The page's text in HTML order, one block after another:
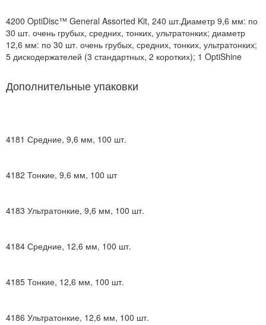
4200 OptiDisc™ General Assorted Kit, 240 шт.Диаметр 9,6 мм: по
30 шт. очень грубых, средних, тонких, ультратонких; диаметр
12,6 мм: по 30 шт. очень грубых, средних, тонких, ультратонких;
5 дискодержателей (3 стандартных, 2 коротких); 1 OptiShine
Дополнительные упаковки
4181 Средние, 9,6 мм, 100 шт.
4182 Тонкие, 9,6 мм, 100 шт
4183 Ультратонкие, 9,6 мм, 100 шт.
4184 Средние, 12,6 мм, 100 шт.
4185 Тонкие, 12,6 мм, 100 шт.
4186 Ультратонкие, 12,6 мм, 100 шт.